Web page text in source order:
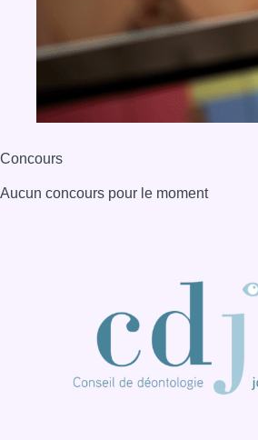
Consulter page Instagram